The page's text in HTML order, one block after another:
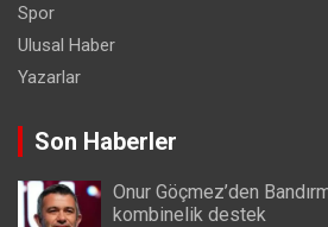
Spor
Ulusal Haber
Yazarlar
Son Haberler
Onur Göçmez’den
kombinelik destek